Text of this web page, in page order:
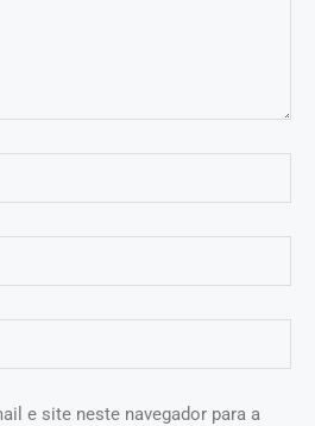
e site neste navegador para a